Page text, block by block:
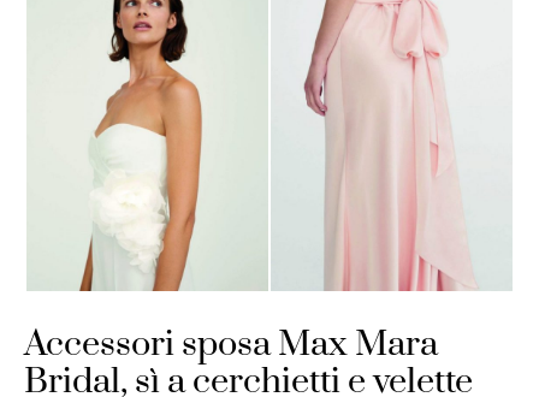
Accessori sposa Max Mara
Bridal, sì a cerchietti e velette